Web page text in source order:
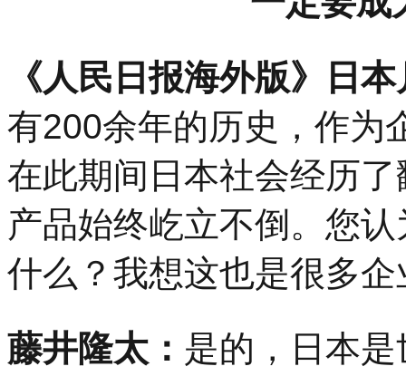
《人民日报海外版》日
有200余年的历史，作为
在此期间日本社会经历
产品始终屹立不倒。您
什么？我想这也是很多
藤井隆太： 是的，日本